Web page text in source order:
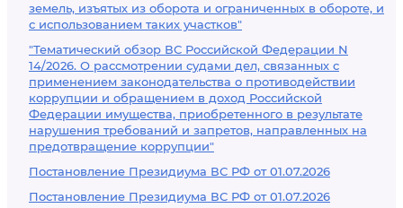
земель, изъятых из оборота и ограниченных в обороте, и
с использованием таких участков"
"Тематический обзор ВС Российской Федерации N
14/2026. О рассмотрении судами дел, связанных с
применением законодательства о противодействии
коррупции и обращением в доход Российской
Федерации имущества, приобретенного в результате
нарушения требований и запретов, направленных на
предотвращение коррупции"
Постановление Президиума ВС РФ от 01.07.2026
Постановление Президиума ВС РФ от 01.07.2026